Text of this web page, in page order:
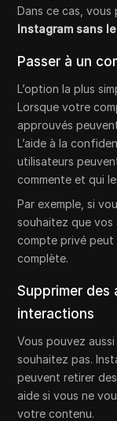
Dans ce cas, vous
Instagram sans
Passer à un
L’option la plus
Lorsque votre
approuvés
L’aide à la
utilisateurs
commente et qui
Par exemple, si
souhaitez que vos
compte privé
complète.
Supprimer des
interactions
Vous pouvez
souhaitez pas.
peuvent retirer
aide si vous ne
votre contenu.